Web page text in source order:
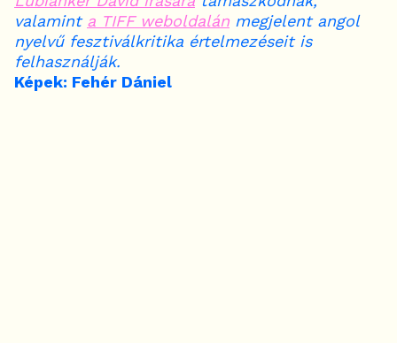
valamint a TIFF weboldalán megjelent angol
nyelvű fesztiválkritika értelmezéseit is
felhasználják.
Képek: Fehér Dániel